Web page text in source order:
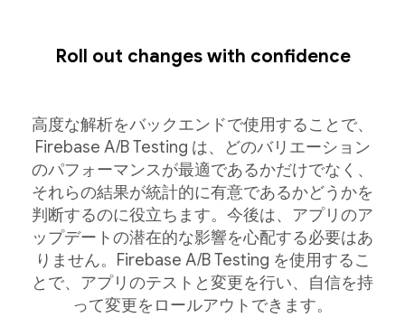
Roll out changes with confidence
高度な解析をバックエンドで使用することで、
Firebase A/B Testing は、どのバリエーション
のパフォーマンスが最適であるかだけでなく、
それらの結果が統計的に有意であるかどうかを
判断するのに役立ちます。今後は、アプリのア
ップデートの潜在的な影響を心配する必要はあ
りません。Firebase A/B Testing を使用するこ
とで、アプリのテストと変更を行い、自信を持
って変更をロールアウトできます。